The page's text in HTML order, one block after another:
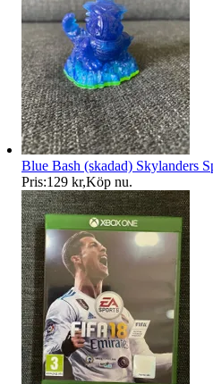
Blue Bash (skadad) Skylanders
Pris:129 kr,Köp nu.